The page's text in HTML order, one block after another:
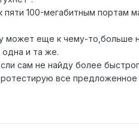
100-мегабитным портам
может еще к чему-то,больше
одна и та же.
сам не найду более
все